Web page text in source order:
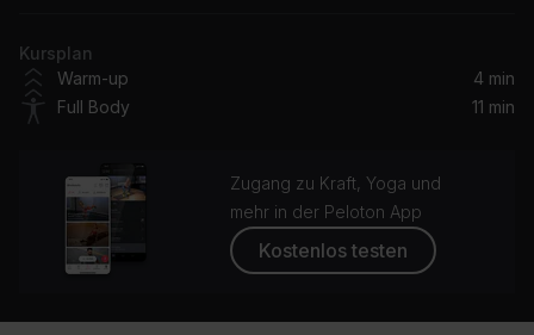
Fight Song
Rachel Platten
Kursplan
Warm-up
4 min
Full Body
11 min
Zugang zu Kraft, Yoga und
mehr in der Peloton App
Kostenlos testen